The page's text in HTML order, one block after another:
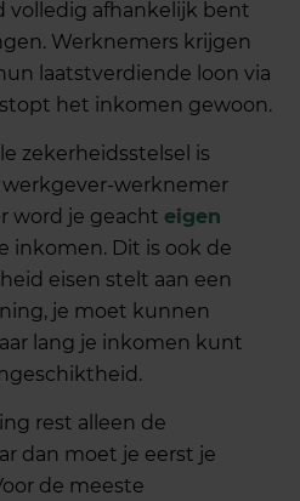
volledig afhankelijk bent
Werknemers krijgen
laatstverdiende loon via
het inkomen gewoon.
zekerheidsstelsel is
werknemer
word je geachteigen
inkomen. Dit is ook de
eisen stelt aan een
je moet kunnen
lang je inkomen kunt
rest alleen de
dan moet je eerst je
de meeste